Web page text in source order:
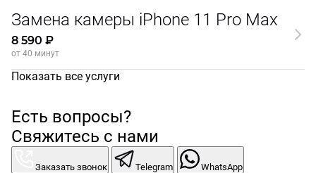
Замена камеры iPhone 11 Pro Max
8 590 ₽
от 40 минут
Показать все услуги
Есть вопросы?
Свяжитесь с нами
Заказать звонок Telegram WhatsApp